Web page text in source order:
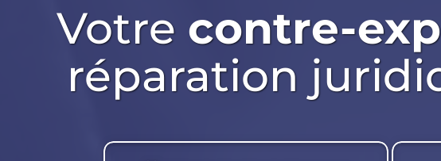
Votre contre-
réparation